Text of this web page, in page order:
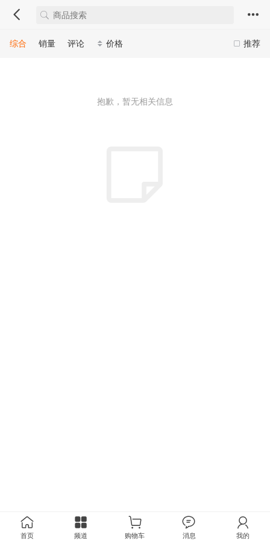
推荐
综合 销量 评论 价格
抱歉，暂无相关信息
首页 频道 购物车 消息 我的